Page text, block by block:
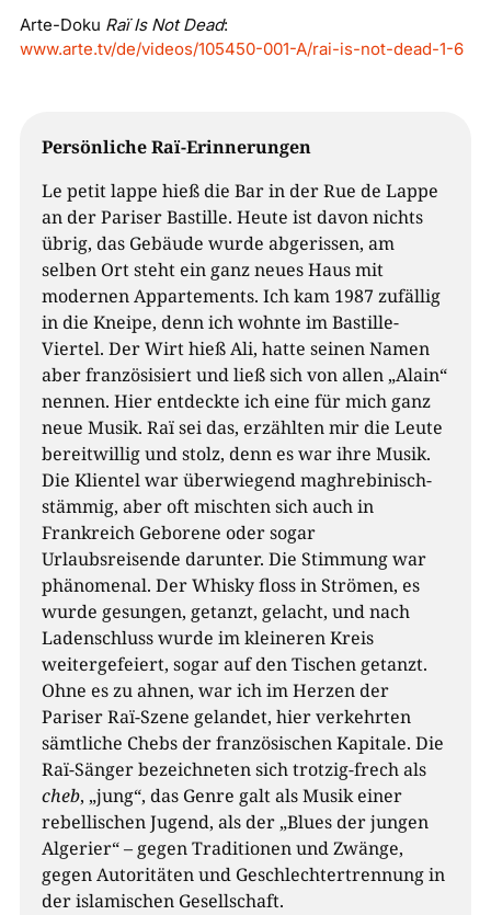
Arte-Doku Raï Is Not Dead:
www.arte.tv/de/videos/105450-001-A/rai-is-not-dead-1-6
Persönliche Raï-Erinnerungen
Le petit lappe hieß die Bar in der Rue de Lappe
an der Pariser Bastille. Heute ist davon nichts
übrig, das Gebäude wurde abgerissen, am
selben Ort steht ein ganz neues Haus mit
modernen Appartements. Ich kam 1987 zufällig
in die Kneipe, denn ich wohnte im Bastille-
Viertel. Der Wirt hieß Ali, hatte seinen Namen
aber französisiert und ließ sich von allen „Alain“
nennen. Hier entdeckte ich eine für mich ganz
neue Musik. Raï sei das, erzählten mir die Leute
bereitwillig und stolz, denn es war ihre Musik.
Die Klientel war überwiegend maghrebinisch-
stämmig, aber oft mischten sich auch in
Frankreich Geborene oder sogar
Urlaubsreisende darunter. Die Stimmung war
phänomenal. Der Whisky floss in Strömen, es
wurde gesungen, getanzt, gelacht, und nach
Ladenschluss wurde im kleineren Kreis
weitergefeiert, sogar auf den Tischen getanzt.
Ohne es zu ahnen, war ich im Herzen der
Pariser Raï-Szene gelandet, hier verkehrten
sämtliche Chebs der französischen Kapitale. Die
Raï-Sänger bezeichneten sich trotzig-frech als
cheb, „jung“, das Genre galt als Musik einer
rebellischen Jugend, als der „Blues der jungen
Algerier“ – gegen Traditionen und Zwänge,
gegen Autoritäten und Geschlechtertrennung in
der islamischen Gesellschaft.